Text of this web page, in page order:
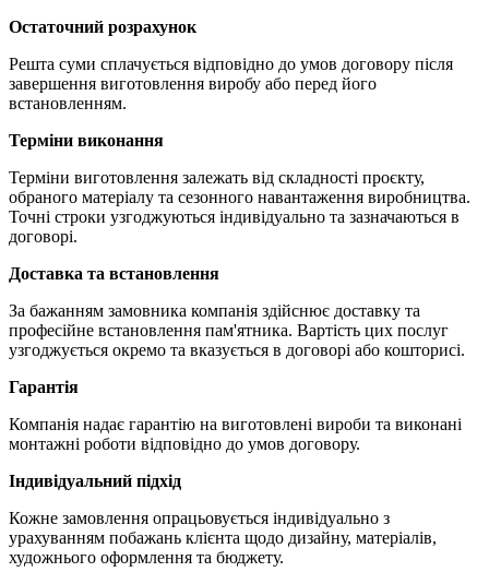
Остаточний розрахунок
Решта суми сплачується відповідно до умов договору після
завершення виготовлення виробу або перед його
встановленням.
Терміни виконання
Терміни виготовлення залежать від складності проєкту,
обраного матеріалу та сезонного навантаження виробництва.
Точні строки узгоджуються індивідуально та зазначаються в
договорі.
Доставка та встановлення
За бажанням замовника компанія здійснює доставку та
професійне встановлення пам'ятника. Вартість цих послуг
узгоджується окремо та вказується в договорі або кошторисі.
Гарантія
Компанія надає гарантію на виготовлені вироби та виконані
монтажні роботи відповідно до умов договору.
Індивідуальний підхід
Кожне замовлення опрацьовується індивідуально з
урахуванням побажань клієнта щодо дизайну, матеріалів,
художнього оформлення та бюджету.